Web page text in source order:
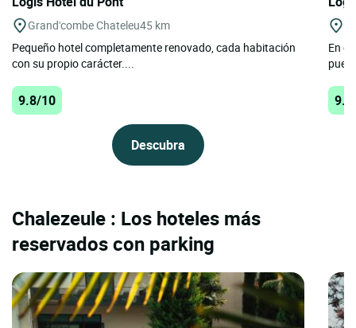
Grand'combe Chateleu45 km
Pequeño hotel completamente renovado, cada habitación
con su propio carácter....
9.8/10
Descubra
En
Chalezeule : Los hoteles más
reservados con parking